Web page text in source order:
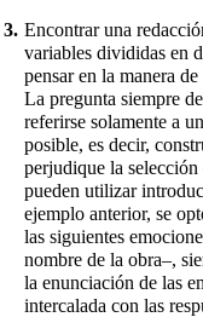
Encontrar una
variables divididas en
pensar en la manera
La pregunta siempre
referirse solamente a
posible, es decir,
perjudique la selección
pueden utilizar
ejemplo anterior, se
las siguientes
nombre de la obra–,
la enunciación de las
intercalada con las